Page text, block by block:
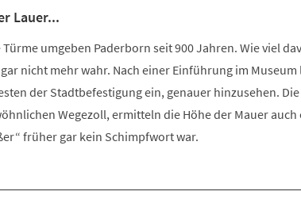
Lauer...
umgeben Paderborn seit 900 Jahren. Wie viel
nicht mehr wahr. Nach einer Einführung im Museum
der Stadtbefestigung ein, genauer hinzusehen.
Wegezoll, ermitteln die Höhe der Mauer auch
früher gar kein Schimpfwort war.